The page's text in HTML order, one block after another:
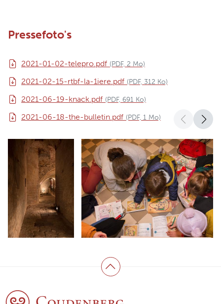
Pressefoto's
2021-01-02-telepro.pdf (PDF, 2 Mo)
2021-02-15-rtbf-la-1iere.pdf (PDF, 312 Ko)
2021-06-19-knack.pdf (PDF, 691 Ko)
2021-06-18-the-bulletin.pdf (PDF, 1 Mo)
Terug naar boven